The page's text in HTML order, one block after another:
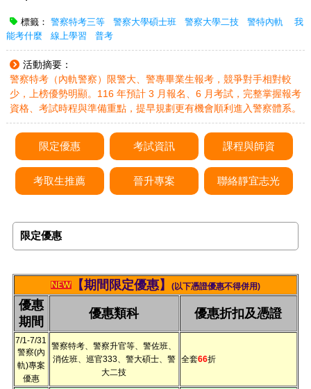
標籤： 警察特考三等 警察大學碩士班 警察大學二技 警特內軌
我
能考什麼
線上學習 普考
活動摘要：
警察特考（內軌警察）限警大、警專畢業生報考，競爭對手相對較
少，上榜優勢明顯。116 年預計 3 月報名、6 月考試，完整掌握報考
資格、考試時程與準備重點，提早規劃更有機會順利進入警察體系。
限定優惠 考試資訊 課程與師資
考取生推薦 晉升專案 聯絡靜宜志光
限定優惠
【期間限定優惠】 (以下憑證優惠不得併用)
優惠
期間
優惠類科 優惠折扣及憑證
7/1-7/31
警察(內
軌)專案
優惠
警察特考、警察升官等、警佐班、
消佐班、巡官333、警大碩士、警
大二技
全套66折